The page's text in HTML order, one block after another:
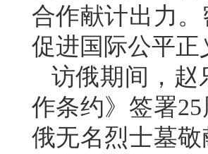
合作献计出力
促进国际公平正
访俄期间，赵
作条约》签署
俄无名烈士墓